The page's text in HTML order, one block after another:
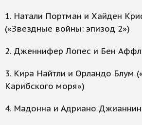
1. Натали Портман и Хайден
(«Звездные войны: эпизод 2»)
2. Дженнифер Лопес и Бен
3. Кира Найтли и Орландо Блум
Карибского моря»)
4. Мадонна и Адриано